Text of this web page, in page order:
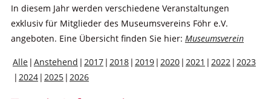
In diesem Jahr werden verschiedene Veranstaltungen
exklusiv für Mitglieder des Museumsvereins Föhr e.V.
angeboten. Eine Übersicht finden Sie hier: Museumsverein
Alle Anstehend 2017 2018 2019 2020 2021 2022
2023
2024 2025 2026